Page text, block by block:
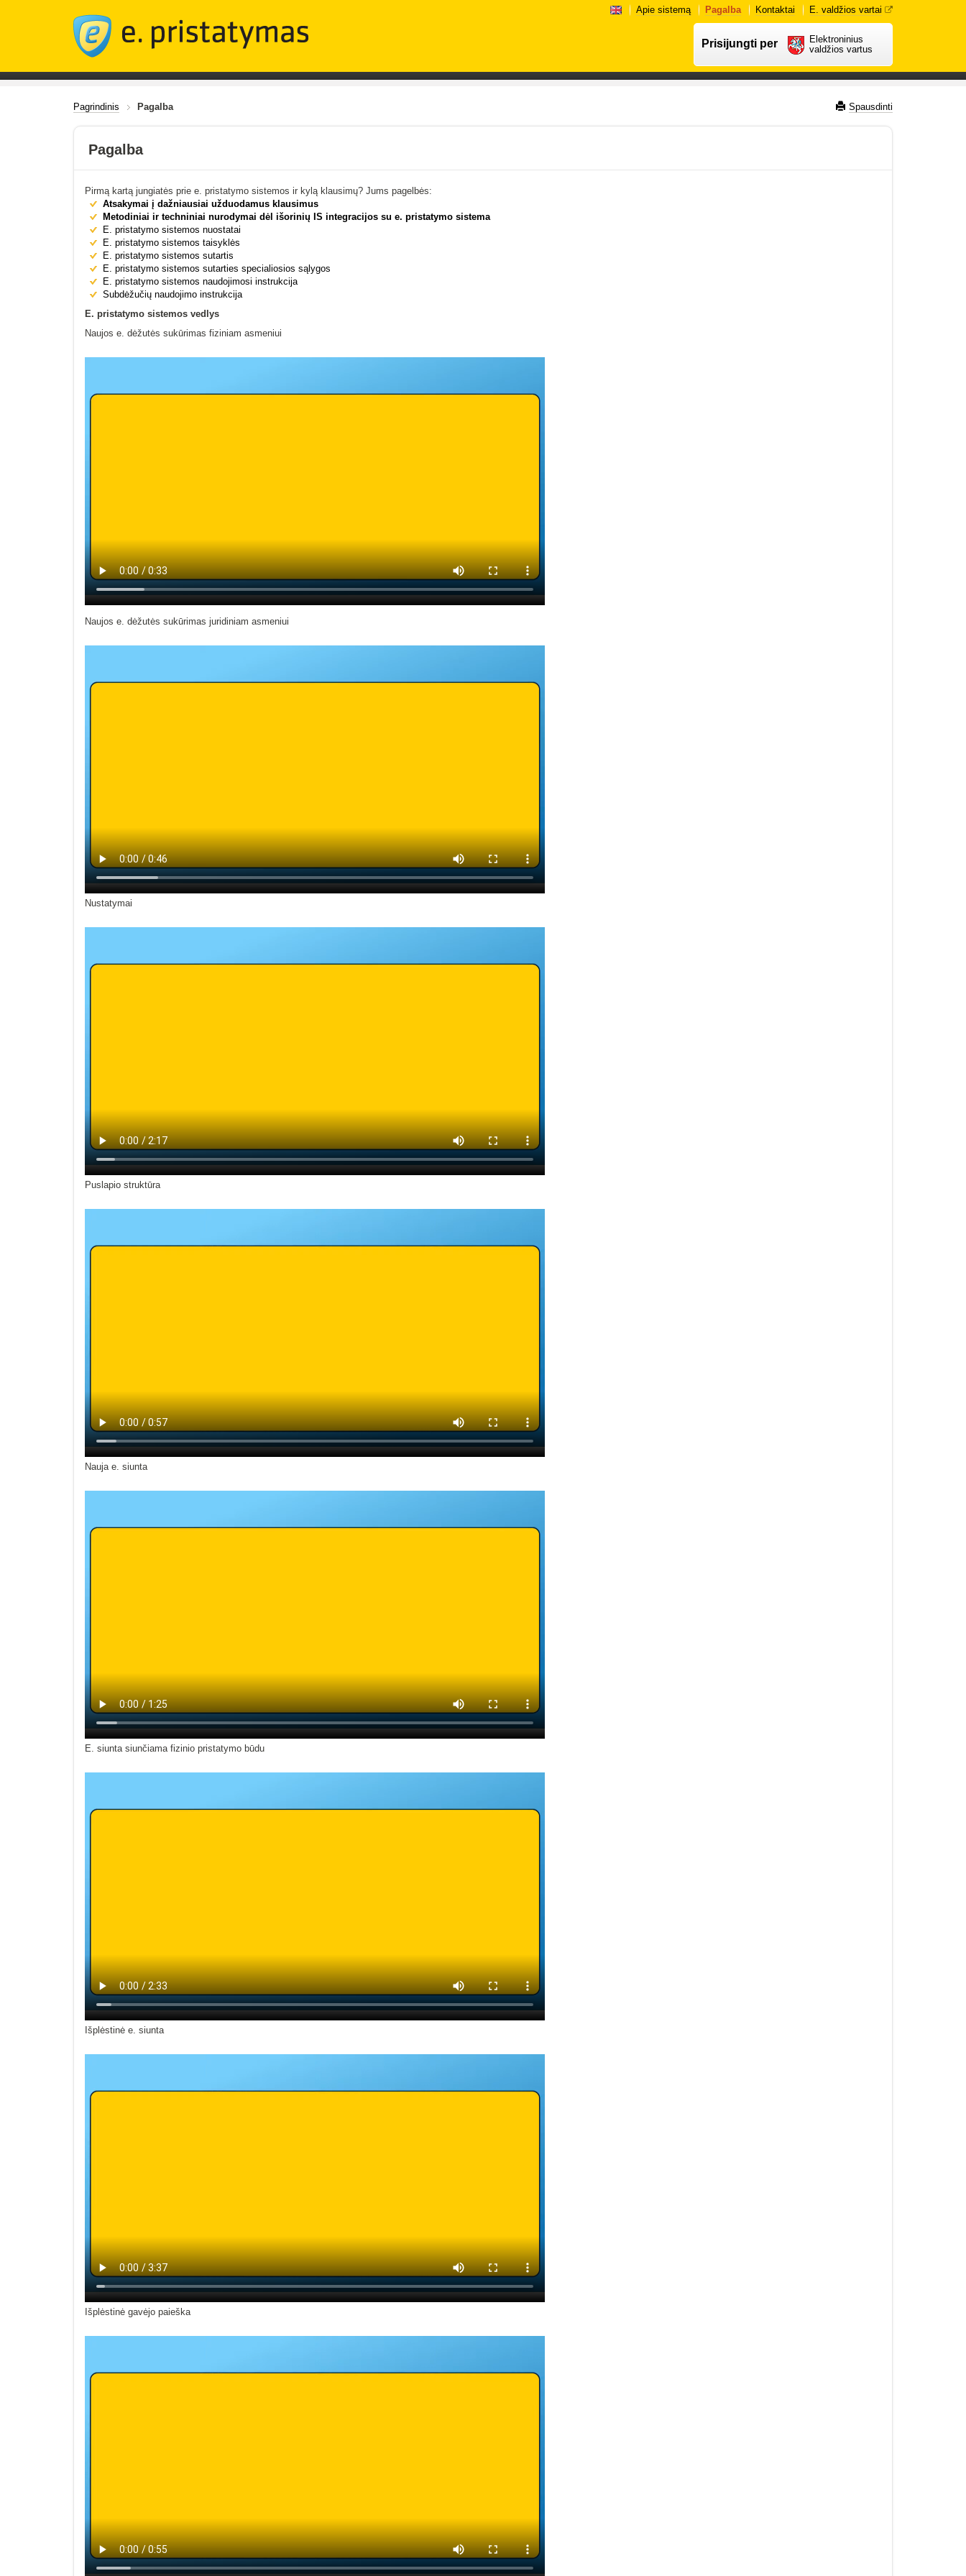
Apie sistemą Pagalba Kontaktai E. valdžios vartai
Prisijungti per
Elektroninius
valdžios vartus
Pagrindinis Pagalba Spausdinti
Pagalba
Pirmą kartą jungiatės prie e. pristatymo sistemos ir kylą klausimų? Jums pagelbės:
Atsakymai į dažniausiai užduodamus klausimus
Metodiniai ir techniniai nurodymai dėl išorinių IS integracijos su e. pristatymo sistema
E. pristatymo sistemos nuostatai
E. pristatymo sistemos taisyklės
E. pristatymo sistemos sutartis
E. pristatymo sistemos sutarties specialiosios sąlygos
E. pristatymo sistemos naudojimosi instrukcija
Subdėžučių naudojimo instrukcija
E. pristatymo sistemos vedlys
Naujos e. dėžutės sukūrimas fiziniam asmeniui
Naujos e. dėžutės sukūrimas juridiniam asmeniui
Nustatymai
Puslapio struktūra
Nauja e. siunta
E. siunta siunčiama fizinio pristatymo būdu
Išplėstinė e. siunta
Išplėstinė gavėjo paieška